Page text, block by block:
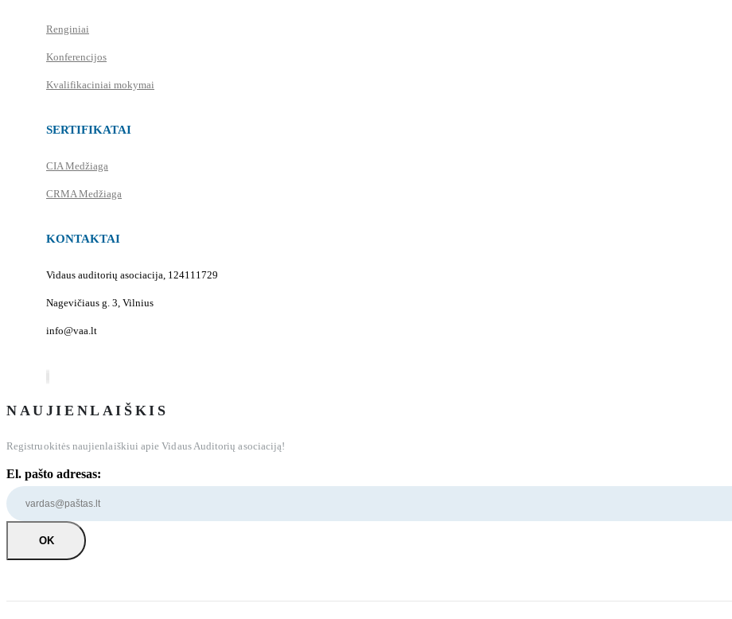
Renginiai
Konferencijos
Kvalifikaciniai mokymai
SERTIFIKATAI
CIA Medžiaga
CRMA Medžiaga
KONTAKTAI
Vidaus auditorių asociacija, 124111729
Nagevičiaus g. 3, Vilnius
info@vaa.lt
NAUJIENLAIŠKIS
Registruokitės naujienlaiškiui apie Vidaus Auditorių asociaciją!
El. pašto adresas: